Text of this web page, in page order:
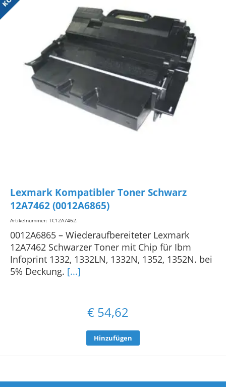
Lexmark Kompatibler Toner Schwarz
12A7462 (0012A6865)
Artikelnummer: TC12A7462.
0012A6865 – Wiederaufbereiteter Lexmark
12A7462 Schwarzer Toner mit Chip für Ibm
Infoprint 1332, 1332LN, 1332N, 1352, 1352N. bei
5% Deckung. [...]
€ 54,62
Hinzufügen